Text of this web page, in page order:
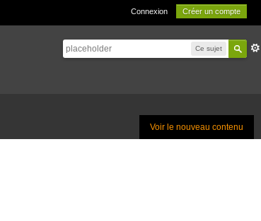
Connexion Créer un compte
Ce sujet
Voir le nouveau contenu